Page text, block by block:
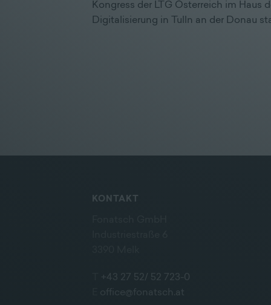
Kongress der LTG Österreich im Haus
Digitalisierung in Tulln an der Donau
KONTAKT
+43 27 52/ 52 723-0
office@fonatsch.at